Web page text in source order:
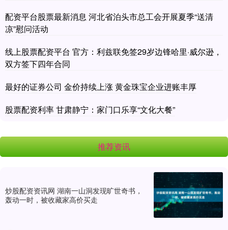
配资平台股票最新消息 河北省泊头市总工会开展夏季“送清
凉”慰问活动
线上股票配资平台 官方：利兹联免签29岁边锋哈里·威尔逊，
双方签下四年合同
最好的证券公司 金价持续上涨 黄金珠宝企业进账丰厚
股票配资利率 甘肃静宁：家门口乐享“文化大餐”
推荐资讯
炒股配资资讯网 湖南一山洞发现旷世奇书，
轰动一时，被收藏家高价买走